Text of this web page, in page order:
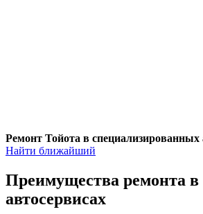
Ремонт Тойота в специализированных
Найти ближайший
Преимущества ремонта в
автосервисах